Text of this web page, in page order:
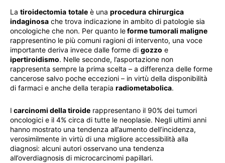
La tiroidectomia totale è una procedura chirurgica
indaginosa che trova indicazione in ambito di patologie sia
oncologiche che non. Per quanto leforme tumorali maligne
rappresentino le più comuni ragioni di intervento, una voce
importante deriva invece dalle forme di gozzo e
ipertiroidismo. Nelle seconde, l’asportazione non
rappresenta sempre la prima scelta – a differenza delle forme
cancerose salvo poche eccezioni – in virtù della disponibilità
di farmaci e anche della terapia radiometabolica.
I carcinomi della tiroide rappresentano il 90% dei tumori
oncologici e il 4% circa di tutte le neoplasie. Negli ultimi anni
hanno mostrato una tendenza all’aumento dell’incidenza,
verosimilmente in virtù di una migliore accessibilità alla
diagnosi: alcuni autori osservano una tendenza
all’overdiagnosis di microcarcinomi papillari.